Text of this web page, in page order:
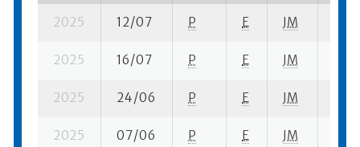
2025 12/07 P E JM
2025 16/07 P E JM
2025 24/06 P E JM
2025 07/06 P E JM